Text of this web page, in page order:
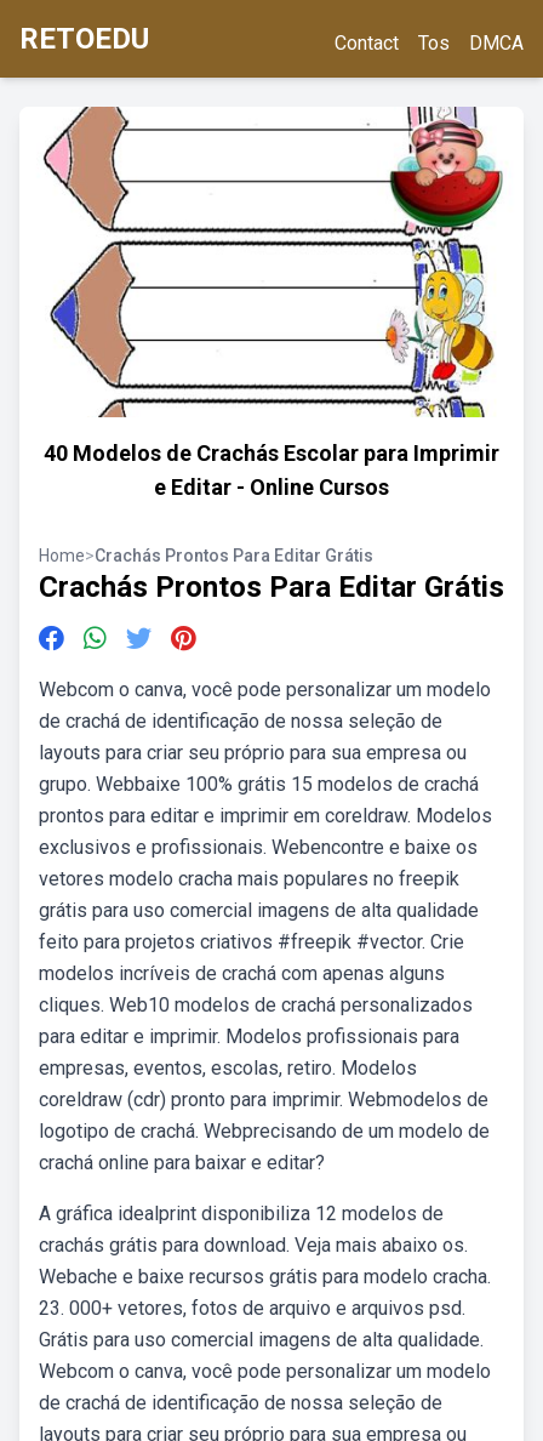
RETOEDU Contact Tos DMCA
40 Modelos de Crachás Escolar para Imprimir
e Editar - Online Cursos
Home>Crachás Prontos Para Editar Grátis
Crachás Prontos Para Editar Grátis
Webcom o canva, você pode personalizar um modelo
de crachá de identificação de nossa seleção de
layouts para criar seu próprio para sua empresa ou
grupo. Webbaixe 100% grátis 15 modelos de crachá
prontos para editar e imprimir em coreldraw. Modelos
exclusivos e profissionais. Webencontre e baixe os
vetores modelo cracha mais populares no freepik
grátis para uso comercial imagens de alta qualidade
feito para projetos criativos #freepik #vector. Crie
modelos incríveis de crachá com apenas alguns
cliques. Web10 modelos de crachá personalizados
para editar e imprimir. Modelos profissionais para
empresas, eventos, escolas, retiro. Modelos
coreldraw (cdr) pronto para imprimir. Webmodelos de
logotipo de crachá. Webprecisando de um modelo de
crachá online para baixar e editar?
A gráfica idealprint disponibiliza 12 modelos de
crachás grátis para download. Veja mais abaixo os.
Webache e baixe recursos grátis para modelo cracha.
23. 000+ vetores, fotos de arquivo e arquivos psd.
Grátis para uso comercial imagens de alta qualidade.
Webcom o canva, você pode personalizar um modelo
de crachá de identificação de nossa seleção de
layouts para criar seu próprio para sua empresa ou